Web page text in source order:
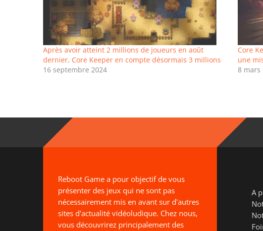
Après avoir atteint 2 millions de joueurs en août
dernier, Core Keeper en compte désormais 3 millions
16 septembre 2024
Core
une
8 mars
Reboot Game a pour objectif de vous
présenter des jeux qui ne sont pas
nécessairement mis en avant sur d'autres
sites d'actualité vidéoludique. Chez nous,
vous découvrirez principalement des
A